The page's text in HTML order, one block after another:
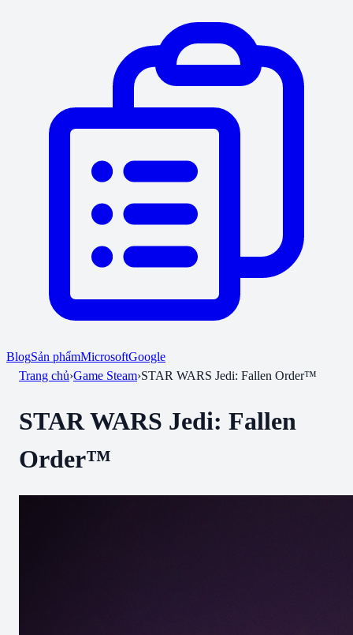
BlogSản phẩmMicrosoftGoogle
Trang chủ›Game Steam›STAR WARS Jedi: Fallen Order™
STAR WARS Jedi: Fallen
Order™